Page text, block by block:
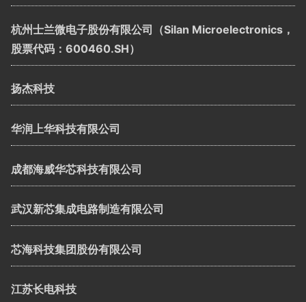
杭州士兰微电子股份有限公司（Silan Microelectronics，
股票代码：600460.SH）
扬杰科技
华润上华科技有限公司
成都海威华芯科技有限公司
武汉新芯集成电路制造有限公司
芯海科技集团股份有限公司
江苏长电科技